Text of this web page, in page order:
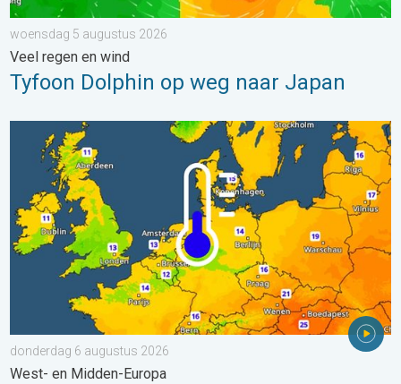
woensdag 5 augustus 2026
Veel regen en wind
Tyfoon Dolphin op weg naar Japan
Er komen koelere nachten aan. West- en Midden-Europa. . .
donderdag 6 augustus 2026
West- en Midden-Europa